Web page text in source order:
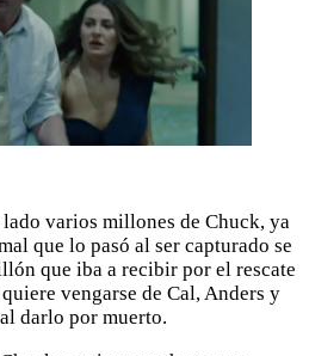
varios millones de Chuck, ya
que lo pasó al ser capturado se
que iba a recibir por el rescate
vengarse de Cal, Anders y
darlo por muerto.